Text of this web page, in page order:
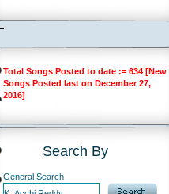
Total Songs Posted to date := 634 [New
Songs Posted last on December 27,
2016]
Search By
General Search